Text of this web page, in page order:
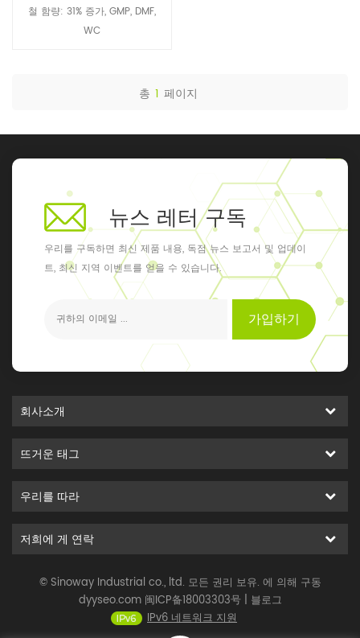
철 함량: 31% 증가, GMP, DMF,
WC
총 1 페이지
뉴스 레터 구독
우리를 구독하면 최신 제품 내용, 독점 뉴스 보고서 및 업데이
트, 최신 지역 이벤트를 얻을 수 있습니다.
가입하기
회사소개
뜨거운 태그
우리를 따라
저희에 게 연락
© Sinoway Industrial co., ltd. 모든 권리 보유. 에 의해 구동
dyyseo.com 闽ICP备18003303号| 블로그
IPv6 네트워크 지원